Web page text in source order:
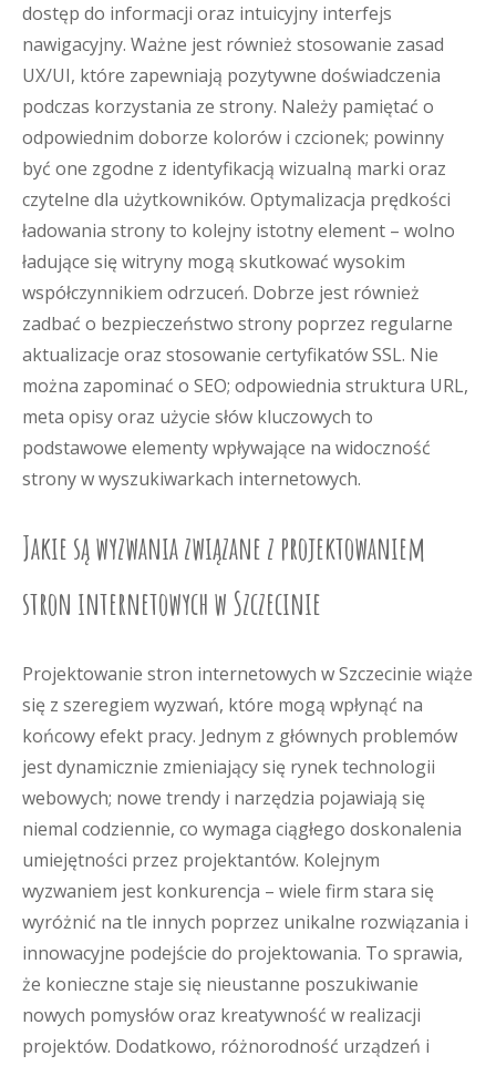
dostęp do informacji oraz intuicyjny interfejs
nawigacyjny. Ważne jest również stosowanie zasad
UX/UI, które zapewniają pozytywne doświadczenia
podczas korzystania ze strony. Należy pamiętać o
odpowiednim doborze kolorów i czcionek; powinny
być one zgodne z identyfikacją wizualną marki oraz
czytelne dla użytkowników. Optymalizacja prędkości
ładowania strony to kolejny istotny element – wolno
ładujące się witryny mogą skutkować wysokim
współczynnikiem odrzuceń. Dobrze jest również
zadbać o bezpieczeństwo strony poprzez regularne
aktualizacje oraz stosowanie certyfikatów SSL. Nie
można zapominać o SEO; odpowiednia struktura URL,
meta opisy oraz użycie słów kluczowych to
podstawowe elementy wpływające na widoczność
strony w wyszukiwarkach internetowych.
Jakie są wyzwania związane z projektowaniem
stron internetowych w Szczecinie
Projektowanie stron internetowych w Szczecinie wiąże
się z szeregiem wyzwań, które mogą wpłynąć na
końcowy efekt pracy. Jednym z głównych problemów
jest dynamicznie zmieniający się rynek technologii
webowych; nowe trendy i narzędzia pojawiają się
niemal codziennie, co wymaga ciągłego doskonalenia
umiejętności przez projektantów. Kolejnym
wyzwaniem jest konkurencja – wiele firm stara się
wyróżnić na tle innych poprzez unikalne rozwiązania i
innowacyjne podejście do projektowania. To sprawia,
że konieczne staje się nieustanne poszukiwanie
nowych pomysłów oraz kreatywność w realizacji
projektów. Dodatkowo, różnorodność urządzeń i